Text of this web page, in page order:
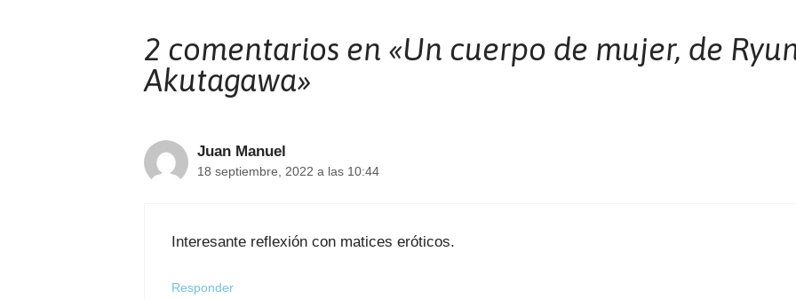
2 comentarios en «Un cuerpo de mujer, de
Akutagawa»
Juan Manuel
18 septiembre, 2022 a las 10:44
Interesante reflexión con matices eróticos.
Responder